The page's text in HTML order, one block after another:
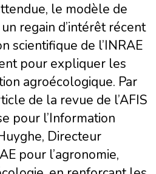
le modèle de
regain d’intérêt récent
scientifique de l’INRAE
pour expliquer les
agroécologique. Par
de la revue de l’AFIS
pour l’Information
Directeur
pour l’agronomie,